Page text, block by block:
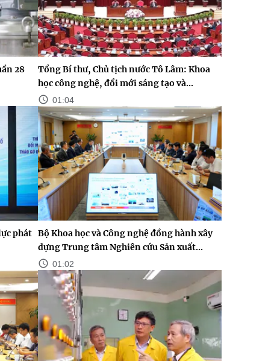
28
Tổng Bí thư, Chủ tịch nước Tô Lâm: Khoa
học công nghệ, đổi mới sáng tạo và...
01:04
phát Bộ Khoa học và Công nghệ đồng hành xây
dựng Trung tâm Nghiên cứu Sản xuất...
01:02